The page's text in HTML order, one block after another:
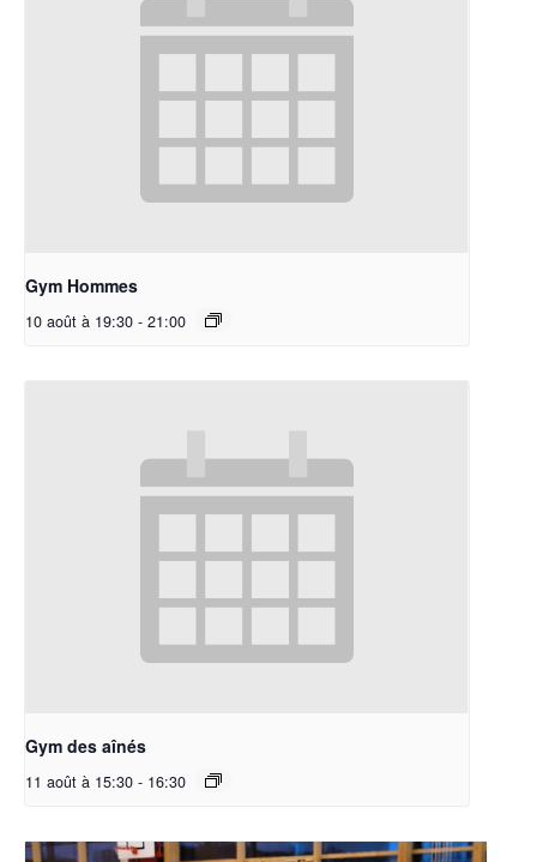
Gym Hommes
10 août à 19:30 - 21:00
Gym des aînés
11 août à 15:30 - 16:30